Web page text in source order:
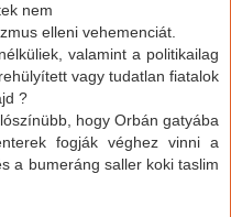
nem
elleni vehemenciát.
valamint a politikailag
vagy tudatlan fiatalok
?
hogy Orbán gatyába
fogják véghez vinni a
a bumeráng saller koki taslim